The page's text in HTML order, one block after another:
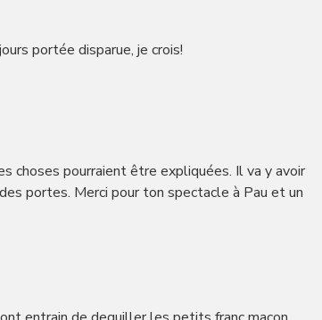
portée disparue, je crois!
choses pourraient être expliquées. Il va y avoir
portes. Merci pour ton spectacle à Pau et un